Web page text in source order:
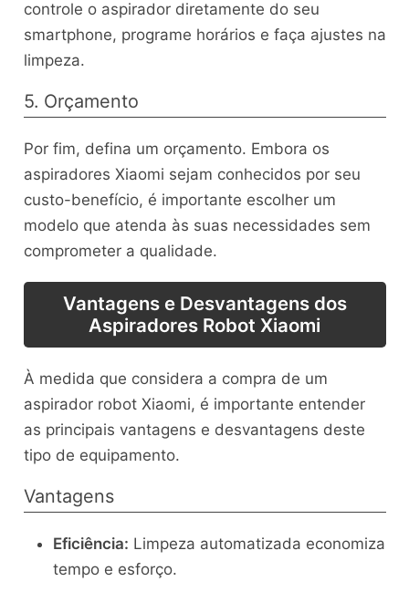
controle o aspirador diretamente do seu
smartphone, programe horários e faça ajustes na
limpeza.
5. Orçamento
Por fim, defina um orçamento. Embora os
aspiradores Xiaomi sejam conhecidos por seu
custo-benefício, é importante escolher um
modelo que atenda às suas necessidades sem
comprometer a qualidade.
Vantagens e Desvantagens dos
Aspiradores Robot Xiaomi
À medida que considera a compra de um
aspirador robot Xiaomi, é importante entender
as principais vantagens e desvantagens deste
tipo de equipamento.
Vantagens
Eficiência: Limpeza automatizada economiza
tempo e esforço.